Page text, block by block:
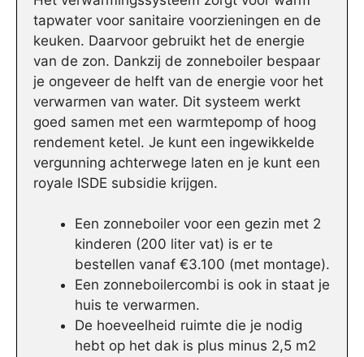
tapwater voor sanitaire voorzieningen en de
keuken. Daarvoor gebruikt het de energie
van de zon. Dankzij de zonneboiler bespaar
je ongeveer de helft van de energie voor het
verwarmen van water. Dit systeem werkt
goed samen met een warmtepomp of hoog
rendement ketel. Je kunt een ingewikkelde
vergunning achterwege laten en je kunt een
royale ISDE subsidie krijgen.
Een zonneboiler voor een gezin met 2
kinderen (200 liter vat) is er te
bestellen vanaf €3.100 (met montage).
Een zonneboilercombi is ook in staat je
huis te verwarmen.
De hoeveelheid ruimte die je nodig
hebt op het dak is plus minus 2,5 m2